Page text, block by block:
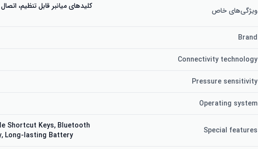
Blender، و غیره کار می کند. این سازگاری گسترده افق های خلاقانه شما را گسترش می دهد.
ویژگی‌های خاص
کلیدهای میانبر قابل تنظیم،
Brand
Connectivity technology
Pressure sensitivity
Operating system
Special features
Shortcut Keys, Bluetooth
Long-lasting Battery